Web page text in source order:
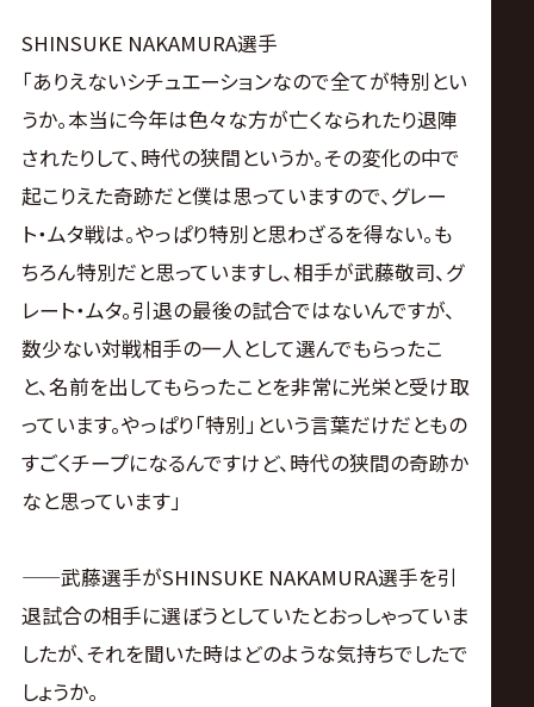
SHINSUKE NAKAMURA選手
「ありえないシチュエーションなので全てが特別とい
うか。本当に今年は色々な方が亡くなられたり退陣
されたりして、時代の狭間というか。その変化の中で
起こりえた奇跡だと僕は思っていますので、グレー
ト・ムタ戦は。やっぱり特別と思わざるを得ない。も
ちろん特別だと思っていますし、相手が武藤敬司、グ
レート・ムタ。引退の最後の試合ではないんですが、
数少ない対戦相手の一人として選んでもらったこ
と、名前を出してもらったことを非常に光栄と受け取
っています。やっぱり「特別」という言葉だけだともの
すごくチープになるんですけど、時代の狭間の奇跡か
なと思っています」
——武藤選手がSHINSUKE NAKAMURA選手を引
退試合の相手に選ぼうとしていたとおっしゃっていま
したが、それを聞いた時はどのような気持ちでしたで
しょうか。